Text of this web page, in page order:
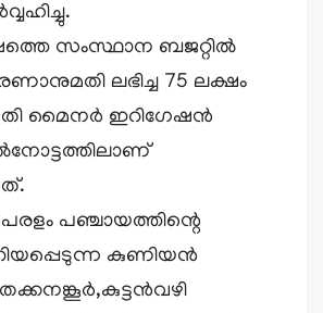
സംസ്ഥാന ബജറ്റിൽ
ലഭിച്ച 75 ലക്ഷം
മൈനർ ഇറിഗേഷൻ
പഞ്ചായത്തിന്റെ
കുണിയൻ